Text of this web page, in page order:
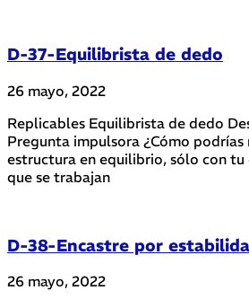
D-37-Equilibrista de dedo
26 mayo, 2022
Replicables Equilibrista de dedo
Pregunta impulsora ¿Cómo podrías
estructura en equilibrio, sólo con tu
que se trabajan
D-38-Encastre por
26 mayo, 2022